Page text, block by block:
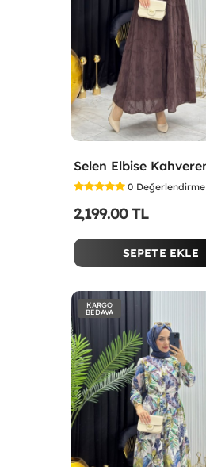
0 Değerlendirme
2,199.00 TL
SEPETE EKLE
KARGO
BEDAVA